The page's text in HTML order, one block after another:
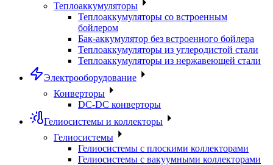
Теплоаккумуляторы
Теплоаккумуляторы со встроенным
бойлером
Бак-аккумулятор без встроенного бойлера
Теплоаккумуляторы из углеродистой стали
Теплоаккумуляторы из нержавеющей стали
Электрооборудование
Конверторы
DC-DC конверторы
Гелиосистемы и коллекторы
Гелиосистемы
Гелиосистемы с плоскими коллекторами
Гелиосистемы с вакуумными коллекторами